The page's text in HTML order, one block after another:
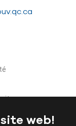
web!
site